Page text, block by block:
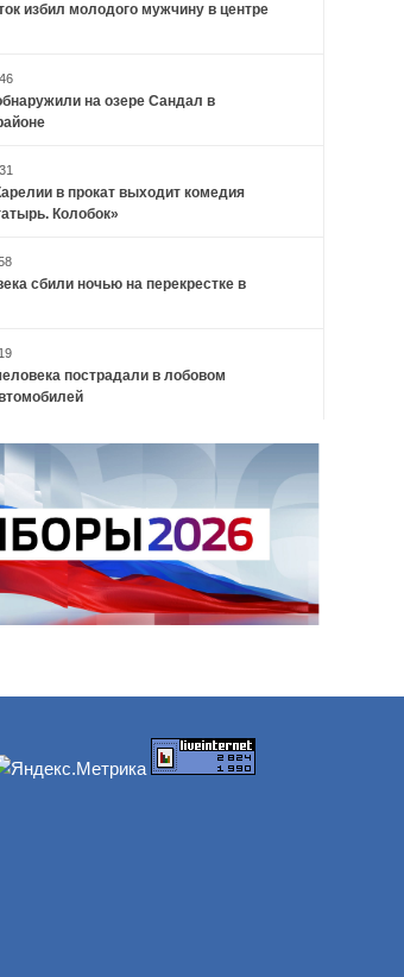
избил молодого мужчину в центре
на озере Сандал в
в прокат выходит комедия
Колобок»
сбили ночью на перекрестке в
пострадали в лобовом